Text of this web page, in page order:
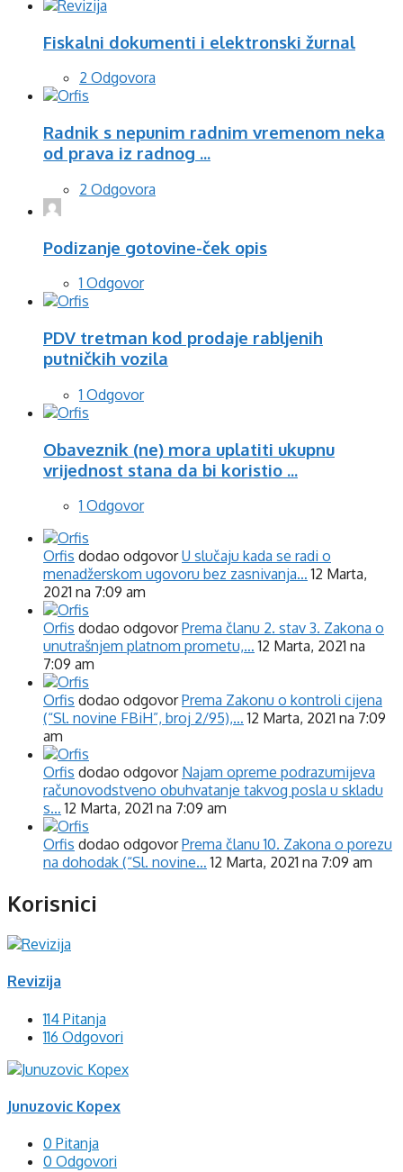
Fiskalni dokumenti i elektronski žurnal
2 Odgovora
Radnik s nepunim radnim vremenom neka
od prava iz radnog ...
2 Odgovora
Podizanje gotovine-ček opis
1 Odgovor
PDV tretman kod prodaje rabljenih
putničkih vozila
1 Odgovor
Obaveznik (ne) mora uplatiti ukupnu
vrijednost stana da bi koristio ...
1 Odgovor
Orfis dodao odgovorU slučaju kada se radi o
menadžerskom ugovoru bez zasnivanja… 12 Marta,
2021 na 7:09 am
Orfis dodao odgovorPrema članu 2. stav 3. Zakona o
unutrašnjem platnom prometu,… 12 Marta, 2021 na
7:09 am
Orfis dodao odgovorPrema Zakonu o kontroli cijena
(“Sl. novine FBiH”, broj 2/95),… 12 Marta, 2021 na 7:09
am
Orfis dodao odgovor Najam opreme podrazumijeva
računovodstveno obuhvatanje takvog posla u skladu
s… 12 Marta, 2021 na 7:09 am
Orfis dodao odgovorPrema članu 10. Zakona o porezu
na dohodak (“Sl. novine… 12 Marta, 2021 na 7:09 am
Korisnici
Revizija
114 Pitanja
116 Odgovori
Junuzovic Kopex
0 Pitanja
0 Odgovori